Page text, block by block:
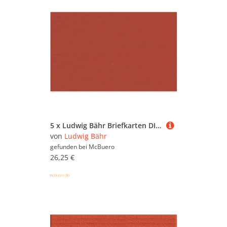
5 x Ludwig Bähr Briefkarten DINlang hoch VE=10 Stück rubinrot
von Ludwig Bähr
gefunden bei McBuero
26,25 €